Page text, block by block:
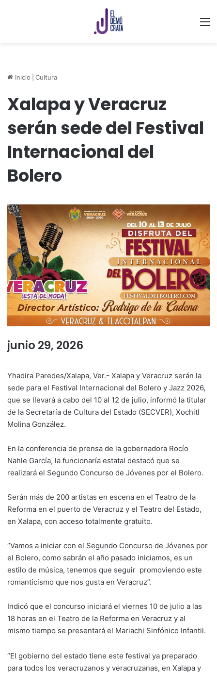
Inicio Cultura
Xalapa y Veracruz
serán sede del Festival
Internacional del
Bolero
junio 29, 2026
Yhadira Paredes/Xalapa, Ver.- Xalapa y Veracruz serán la
sede para el Festival Internacional del Bolero y Jazz 2026,
que se llevará a cabo del 10 al 12 de julio, informó la titular
de la Secretaría de Cultura del Estado (SECVER), Xochitl
Molina González.
En la conferencia de prensa de la gobernadora Rocío
Nahle García, la funcionaría estatal destacó que se
realizará el Segundo Concurso de Jóvenes por el Bolero.
Serán más de 200 artistas en escena en el Teatro de la
Reforma en el puerto de Veracruz y el Teatro del Estado,
en Xalapa, con acceso totalmente gratuito.
“Vamos a iniciar con el Segundo Concurso de Jóvenes por
el Bolero, como sabrán el año pasado iniciamos, es un
estilo de música, tenemos que seguir promoviendo este
romanticismo que nos gusta en Veracruz”.
Indicó que el concurso iniciará el viernes 10 de julio a las
18 horas en el Teatro de la Reforma en Veracruz y al
mismo tiempo se presentará el Mariachi Sinfónico Infantil.
“El gobierno del estado tiene este festival ya preparado
para todos los veracruzanos y veracruzanas, en Xalapa y